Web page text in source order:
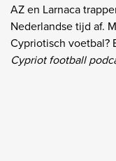
AZ en Larnaca
Nederlandse tijd af.
Cypriotisch voetbal?
Cypriot football